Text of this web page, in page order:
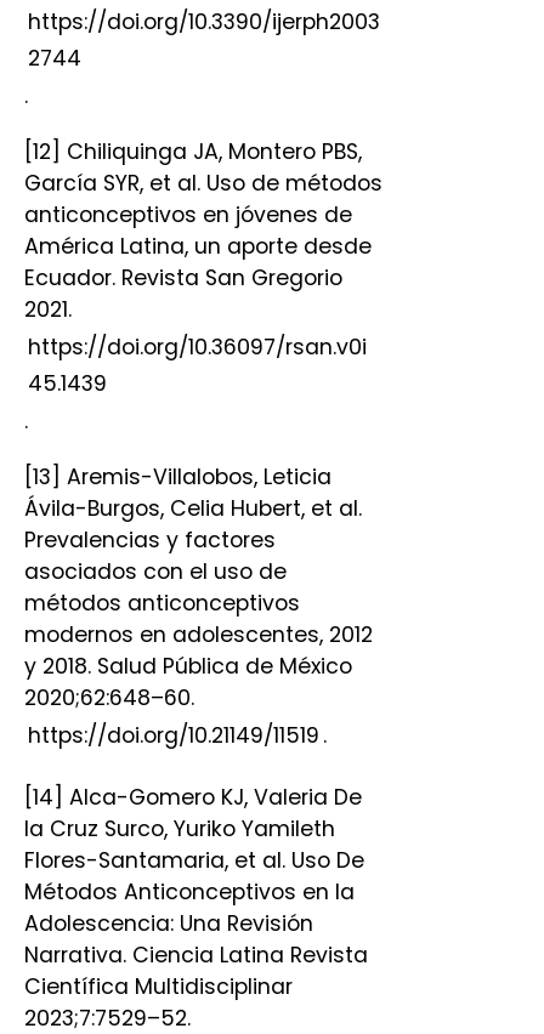
https://doi.org/10.3390/ijerph2003
2744
.
[12] Chiliquinga JA, Montero PBS,
García SYR, et al. Uso de métodos
anticonceptivos en jóvenes de
América Latina, un aporte desde
Ecuador. Revista San Gregorio
2021.
https://doi.org/10.36097/rsan.v0i
45.1439
.
[13] Aremis-Villalobos, Leticia
Ávila-Burgos, Celia Hubert, et al.
Prevalencias y factores
asociados con el uso de
métodos anticonceptivos
modernos en adolescentes, 2012
y 2018. Salud Pública de México
2020;62:648–60.
https://doi.org/10.21149/11519 .
[14] Alca-Gomero KJ, Valeria De
la Cruz Surco, Yuriko Yamileth
Flores-Santamaria, et al. Uso De
Métodos Anticonceptivos en la
Adolescencia: Una Revisión
Narrativa. Ciencia Latina Revista
Científica Multidisciplinar
2023;7:7529–52.